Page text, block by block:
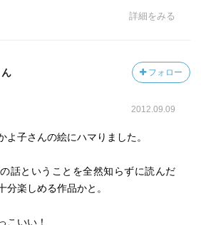
詳細をみる
フォロー
2012.09.09
よ子さんの絵にハマりました。
話ということを全然知らずに読んだ
分楽しめる作品かと。
こいい！